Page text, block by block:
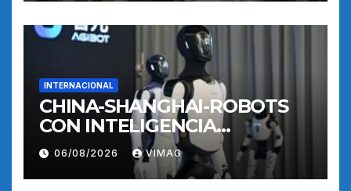
INTERNACIONAL
CHINA-SHANGHAI-ROBOTS
CON INTELIGENCIA
INCORPORADA-
ENTRENAMIENTO
06/08/2026 VIMAG